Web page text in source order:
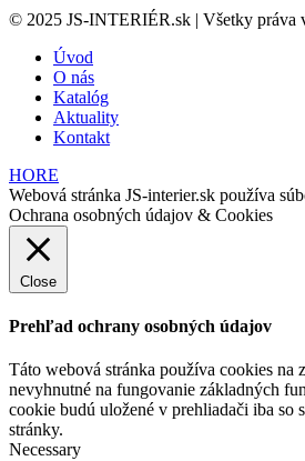
© 2025 JS-INTERIÉR.sk | Všetky práva
Úvod
O nás
Katalóg
Aktuality
Kontakt
HORE
Webová stránka JS-interier.sk používa
Ochrana osobných údajov & Cookies
Close
Prehľad ochrany osobných údajov
Táto webová stránka používa cookies na
nevyhnutné na fungovanie základných
cookie budú uložené v prehliadači iba
stránky.
Necessary